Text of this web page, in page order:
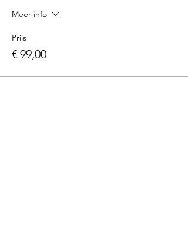
Meer info
Prijs
€ 99,00